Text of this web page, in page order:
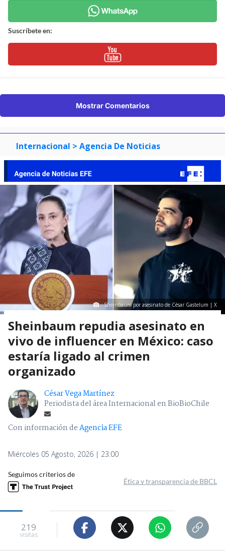
Suscríbete en:
Mostrar Comentarios
Internacional > Agencia De Noticias
Sheinbaum por asesinato de César Gastelum | X
Sheinbaum repudia asesinato en
vivo de influencer en México: caso
estaría ligado al crimen
organizado
César Vega Martínez
Periodista del área Internacional en BioBioChile
Con información deAgencia EFE
Miércoles 05 Agosto, 2026 | 23:00
Seguimos criterios de
Ética y transparencia de BBCL
219
visitas